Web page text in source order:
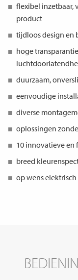
flexibel inzetbaar,
product
tijdloos design
hoge
duurzaam,
eenvoudige
diverse
oplossingen
10 innovatieve en
breed
op wens